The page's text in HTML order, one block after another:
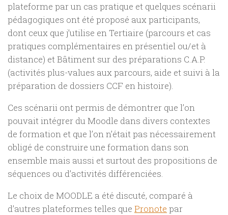
plateforme par un cas pratique et quelques scénarii
pédagogiques ont été proposé aux participants,
dont ceux que j’utilise en Tertiaire (parcours et cas
pratiques complémentaires en présentiel ou/et à
distance) et Bâtiment sur des préparations C.A.P.
(activités plus-values aux parcours, aide et suivi à la
préparation de dossiers CCF en histoire).
Ces scénarii ont permis de démontrer que l’on
pouvait intégrer du Moodle dans divers contextes
de formation et que l’on n’était pas nécessairement
obligé de construire une formation dans son
ensemble mais aussi et surtout des propositions de
séquences ou d’activités différenciées.
Le choix de MOODLE a été discuté, comparé à
d’autres plateformes telles que Pronote par